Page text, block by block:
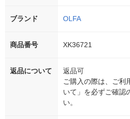
ブランド OLFA
商品番号 XK36721
返品について
返品可
ご購入の際は、ご利
いて」を必ずご確認
い。